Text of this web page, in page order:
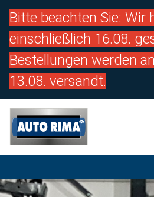
Bitte beachten Sie: Wir
einschließlich 16.08.
Bestellungen werden
13.08. versandt.